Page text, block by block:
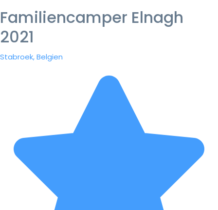
Familiencamper Elnagh
2021
Stabroek, Belgien